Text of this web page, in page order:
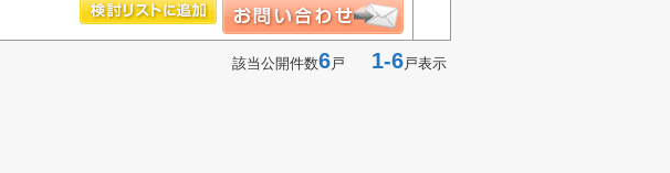
該当公開件数6戸 1-6戸表示